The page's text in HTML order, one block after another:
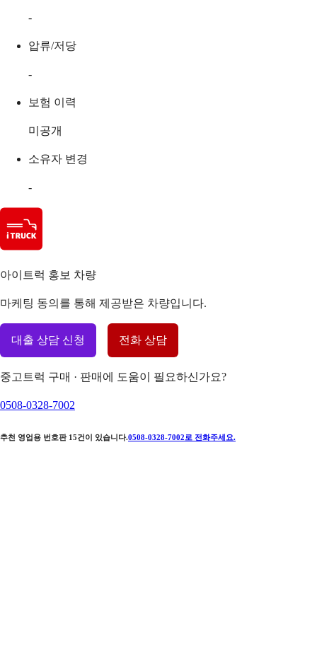
-
압류/저당
-
보험 이력
미공개
소유자 변경
-
아이트럭 홍보 차량
마케팅 동의를 통해 제공받은 차량입니다.
대출 상담 신청 전화 상담
중고트럭 구매 · 판매에 도움이 필요하신가요?
0508-0328-7002
추천 영업용 번호판 15건이 있습니다.0508-0328-7002 로 전화주세요.